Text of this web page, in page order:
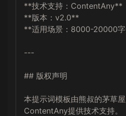
**技术支持：ContentAny**
**版本：v2.0**
**适用场景：8000-20000
---
## 版权声明
本提示词模板由熊叔的茅草屋
ContentAny提供技术支持。